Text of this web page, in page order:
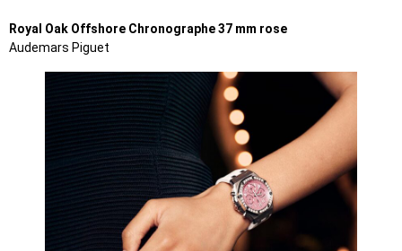
Royal Oak Offshore Chronographe 37 mm rose
Audemars Piguet